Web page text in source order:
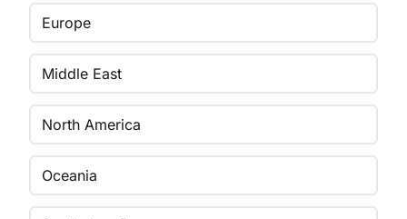
Europe
Middle East
North America
Oceania